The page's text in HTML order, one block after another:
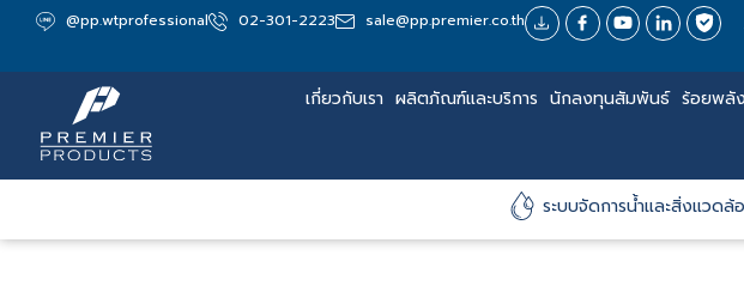
@pp.wtprofessional 02-301-2223 sale@pp.premier.co.th
เกี่ยวกับเรา ผลิตภัณฑ์และบริการ นักลงทุนสัมพันธ์ ร้อยพลั
ระบบจัดการน้ำและสิ่งแวดล้